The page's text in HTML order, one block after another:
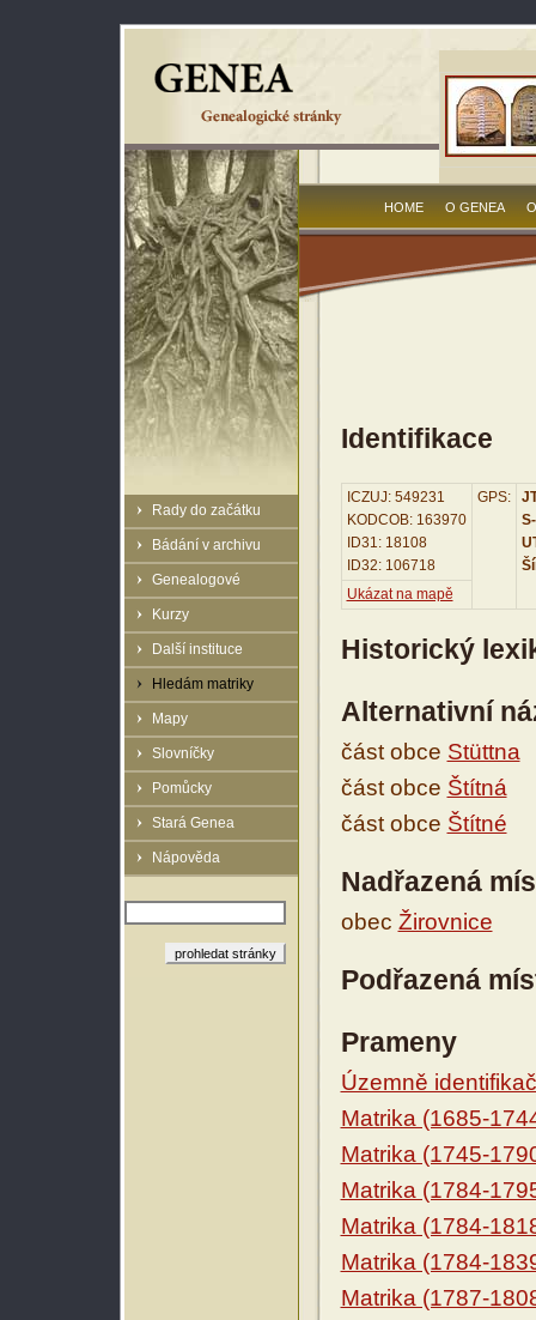
Rady do začátku
Bádání v archivu
Genealogové
Kurzy
Další instituce
Hledám matriky
Mapy
Slovníčky
Pomůcky
Stará Genea
Nápověda
HOME O GENEA
Identifikace
ICZUJ: 549231
KODCOB: 163970
ID31: 18108
ID32: 106718
GPS:
Ukázat na mapě
Historický
Alternativní
část obce Stüttna
část obce Štítná
část obce Štítné
Nadřazená
obec Žirovnice
Podřazená
Prameny
Územně
Matrika (1685-
Matrika (1745-
Matrika (1784-
Matrika (1784-
Matrika (1784-
Matrika (1787-